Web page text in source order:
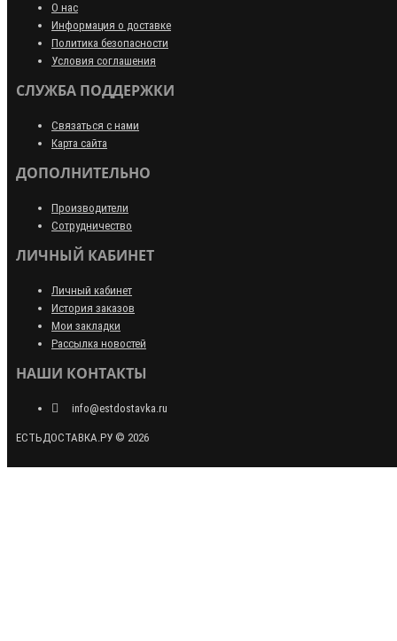
О нас
Информация о доставке
Политика безопасности
Условия соглашения
СЛУЖБА ПОДДЕРЖКИ
Связаться с нами
Карта сайта
ДОПОЛНИТЕЛЬНО
Производители
Сотрудничество
ЛИЧНЫЙ КАБИНЕТ
Личный кабинет
История заказов
Мои закладки
Рассылка новостей
НАШИ КОНТАКТЫ
info@estdostavka.ru
ЕСТЬДОСТАВКА.РУ © 2026